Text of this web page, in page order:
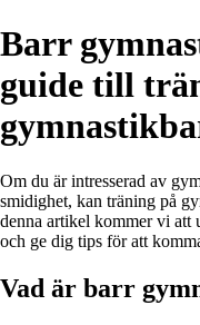
Barr
guide till
Om du är intresserad av
smidighet, kan träning på
denna artikel kommer vi att
och ge dig tips för att
Vad är barr